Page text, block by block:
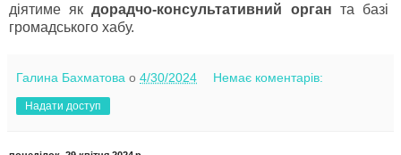
діятиме якдорадчо-консультативний орган та базі
громадського хабу.
Галина Бахматова о 4/30/2024 Немає коментарів:
Надати доступ